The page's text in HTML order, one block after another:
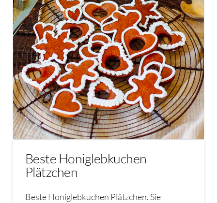
Beste Honiglebkuchen
Plätzchen
Beste Honiglebkuchen Plätzchen. Sie